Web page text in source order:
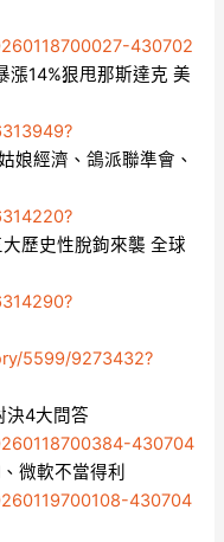
430702
14%狠甩那斯達克 美
娘經濟、鴿派聯準會、
歷史性脫鉤來襲 全球
5599/9273432?
決4大問答
430704
微軟不當得利
430704